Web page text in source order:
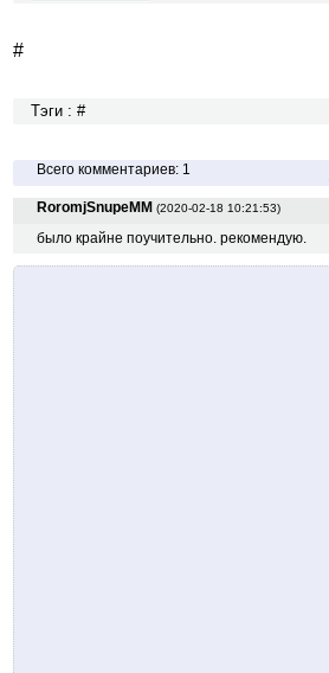
#
Тэги : #
Всего комментариев: 1
RoromjSnupeMM (2020-02-18 10:21:53)
было крайне поучительно. рекомендую.